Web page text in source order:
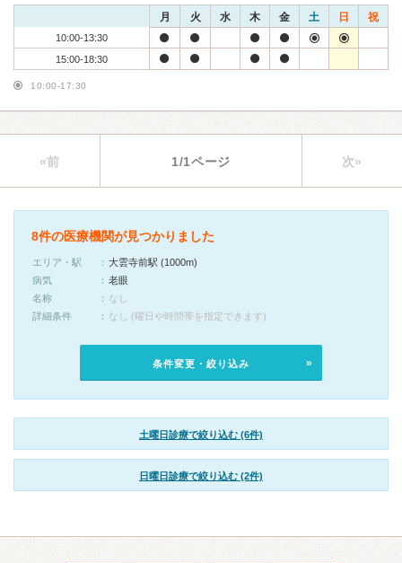
月 火 水 木 金 土 日 祝
10:00-13:30
15:00-18:30
10:00-17:30
«前 1/1ページ 次»
8件の医療機関が見つかりました
エリア・駅
大雲寺前駅 (1000m)
病気
老眼
名称
なし
詳細条件
なし (曜日や時間帯を指定できます)
条件変更・絞り込み
土曜日診療で絞り込む (6件)
日曜日診療で絞り込む (2件)